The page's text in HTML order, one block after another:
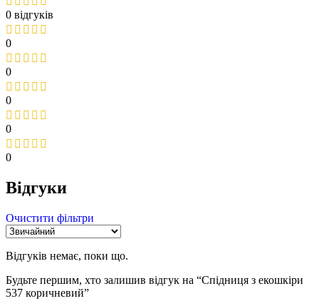
0 відгуків
0
0
0
0
0
Відгуки
Очистити фільтри
Відгуків немає, поки що.
Будьте першим, хто залишив відгук на “Спідниця з екошкіри
537 коричневий”